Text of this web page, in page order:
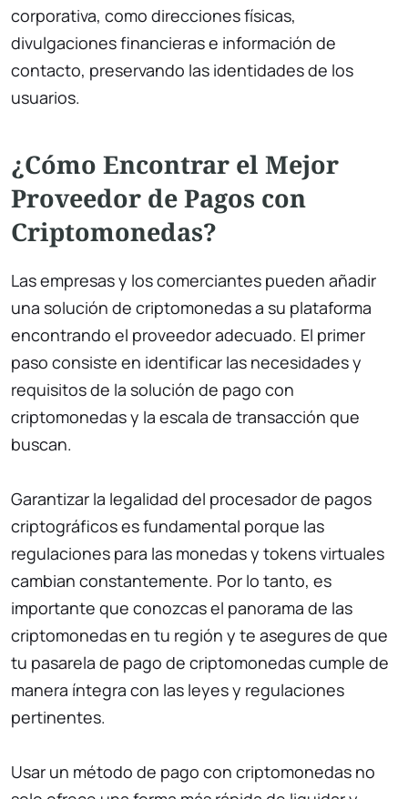
corporativa, como direcciones físicas,
divulgaciones financieras e información de
contacto, preservando las identidades de los
usuarios.
¿Cómo Encontrar el Mejor
Proveedor de Pagos con
Criptomonedas?
Las empresas y los comerciantes pueden añadir
una solución de criptomonedas a su plataforma
encontrando el proveedor adecuado. El primer
paso consiste en identificar las necesidades y
requisitos de la solución de pago con
criptomonedas y la escala de transacción que
buscan.
Garantizar la legalidad del procesador de pagos
criptográficos es fundamental porque las
regulaciones para las monedas y tokens virtuales
cambian constantemente. Por lo tanto, es
importante que conozcas el panorama de las
criptomonedas en tu región y te asegures de que
tu pasarela de pago de criptomonedas cumple de
manera íntegra con las leyes y regulaciones
pertinentes.
Usar un método de pago con criptomonedas no